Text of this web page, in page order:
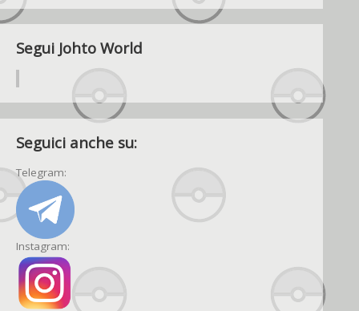
Segui Johto World
Seguici anche su:
Telegram:
Instagram: